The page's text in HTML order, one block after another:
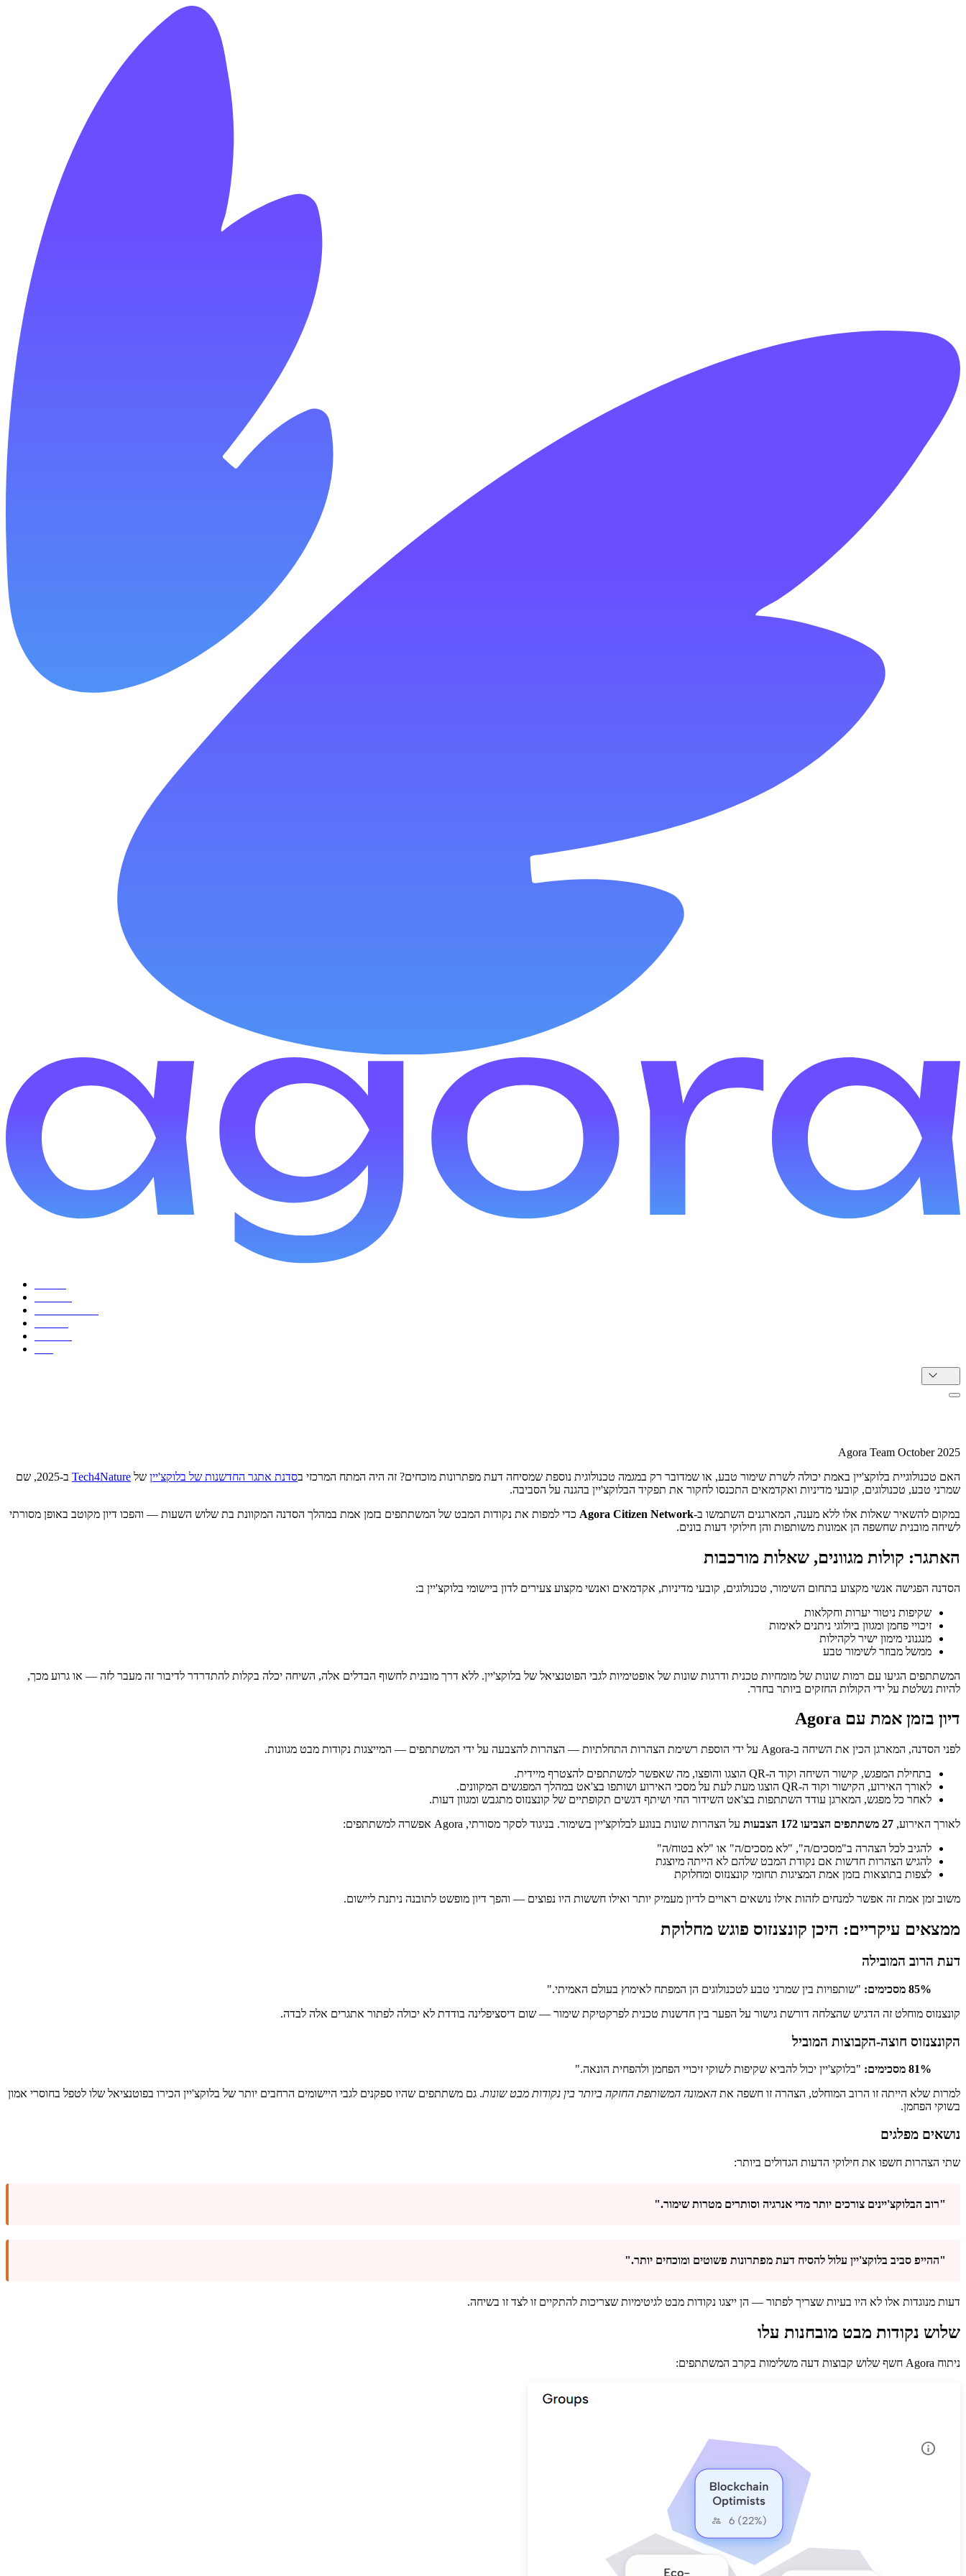
Agora Team October 2025
האם טכנולוגיית בלוקצ'יין באמת יכולה לשרת שימור טבע, או שמדובר רק במגמה טכנולוגית נוספת שמסיחה דעת מפתרונות מוכחים? זה היה המתח המרכזי בסדנת אתגר החדשנות של בלוקצ'יין של Tech4Nature
ב-2025, שם
שמרני טבע, טכנולוגים, קובעי מדיניות ואקדמאים התכנסו לחקור את תפקיד הבלוקצ'יין בהגנה על הסביבה.
במקום להשאיר שאלות אלו ללא מענה, המארגנים השתמשו ב-Agora Citizen Network כדי למפות את נקודות המבט של המשתתפים בזמן אמת במהלך הסדנה המקוונת בת שלוש השעות — והפכו דיון מקוטב באופן מסורתי
לשיחה מובנית שחשפה הן אמונות משותפות והן חילוקי דעות בונים.
האתגר: קולות מגוונים, שאלות מורכבות
הסדנה הפגישה אנשי מקצוע בתחום השימור, טכנולוגים, קובעי מדיניות, אקדמאים ואנשי מקצוע צעירים לדון ביישומי בלוקצ'יין ב:
שקיפות ניטור יערות וחקלאות
זיכויי פחמן ומגוון ביולוגי ניתנים לאימות
מנגנוני מימון ישיר לקהילות
ממשל מבוזר לשימור טבע
המשתתפים הגיעו עם רמות שונות של מומחיות טכנית ודרגות שונות של אופטימיות לגבי הפוטנציאל של בלוקצ'יין. ללא דרך מובנית לחשוף הבדלים אלה, השיחה יכלה בקלות להתדרדר לדיבור זה מעבר לזה — או גרוע מכך,
להיות נשלטת על ידי הקולות החזקים ביותר בחדר.
דיון בזמן אמת עם Agora
לפני הסדנה, המארגן הכין את השיחה ב-Agora על ידי הוספת רשימת הצהרות התחלתיות — הצהרות להצבעה על ידי המשתתפים — המייצגות נקודות מבט מגוונות.
בתחילת המפגש, קישור השיחה וקוד ה-QR הוצגו והופצו, מה שאפשר למשתתפים להצטרף מיידית.
לאורך האירוע, הקישור וקוד ה-QR הוצגו מעת לעת על מסכי האירוע ושותפו בצ'אט במהלך המפגשים המקוונים.
לאחר כל מפגש, המארגן עודד השתתפות בצ'אט השידור החי ושיתף דגשים תקופתיים של קונצנזוס מתגבש ומגוון דעות.
לאורך האירוע, 27 משתתפים הצביעו 172 הצבעות
על הצהרות שונות בנוגע לבלוקצ'יין בשימור. בניגוד לסקר מסורתי, Agora אפשרה למשתתפים:
להגיב לכל הצהרה ב"מסכים/ה", "לא מסכים/ה" או "לא בטוח/ה"
להגיש הצהרות חדשות אם נקודת המבט שלהם לא הייתה מיוצגת
לצפות בתוצאות בזמן אמת המציגות תחומי קונצנזוס ומחלוקת
משוב זמן אמת זה אפשר למנחים לזהות אילו נושאים ראויים לדיון מעמיק יותר ואילו חששות היו נפוצים — והפך דיון מופשט לתובנה ניתנת ליישום.
ממצאים עיקריים: היכן קונצנזוס פוגש מחלוקת
דעת הרוב המובילה
85% מסכימים:
"שותפויות בין שמרני טבע לטכנולוגים הן המפתח לאימוץ בעולם האמיתי."
קונצנזוס מוחלט זה הדגיש שהצלחה דורשת גישור על הפער בין חדשנות טכנית לפרקטיקת שימור — שום דיסציפלינה בודדת לא יכולה לפתור אתגרים אלה לבדה.
הקונצנזוס חוצה-הקבוצות המוביל
81% מסכימים:
"בלוקצ'יין יכול להביא שקיפות לשוקי זיכויי הפחמן ולהפחית הונאה."
למרות שלא הייתה זו הרוב המוחלט, הצהרה זו חשפה את האמונה המשותפת החזקה ביותר בין נקודות מבט שונות. גם משתתפים שהיו ספקנים לגבי היישומים הרחבים יותר של בלוקצ'יין הכירו בפוטנציאל שלו לטפל בחוסרי אמון
בשוקי הפחמן.
נושאים מפלגים
שתי הצהרות חשפו את חילוקי הדעות הגדולים ביותר:
"רוב הבלוקצ'יינים צורכים יותר מדי אנרגיה וסותרים מטרות שימור."
"ההייפ סביב בלוקצ'יין עלול להסיח דעת מפתרונות פשוטים ומוכחים יותר."
דעות מנוגדות אלו לא היו בעיות שצריך לפתור — הן ייצגו נקודות מבט לגיטימיות שצריכות להתקיים זו לצד זו בשיחה.
שלוש נקודות מבט מובחנות עלו
ניתוח Agora חשף שלוש קבוצות דעה משלימות בקרב המשתתפים: